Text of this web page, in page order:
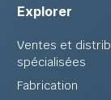
Explorer
Ventes et
spécialisées
Fabrication